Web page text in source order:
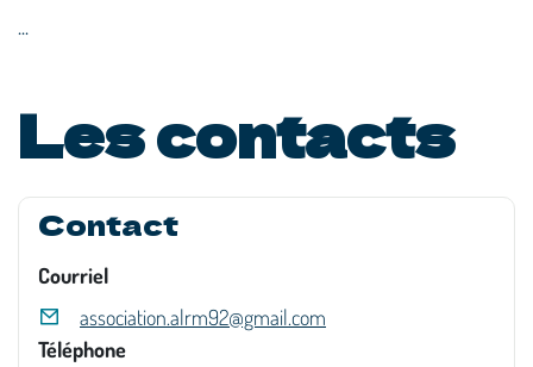
...
Les contacts
Contact
Courriel
association.alrm92@gmail.com
Téléphone